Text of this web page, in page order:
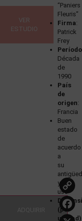
VER
ESTUDIO
“Paniers
Fleuris”
Firma:
Patrick
Frey
Período
Década
de
1990
País
de
origen:
Francia
Buen
estado
de
acuerdo
a
su
y
uso
(por